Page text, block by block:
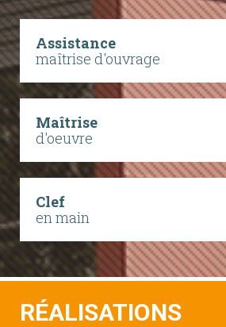
Assistance
maîtrise d'ouvrage
Maîtrise
d'oeuvre
Clef
en main
RÉALISATIONS